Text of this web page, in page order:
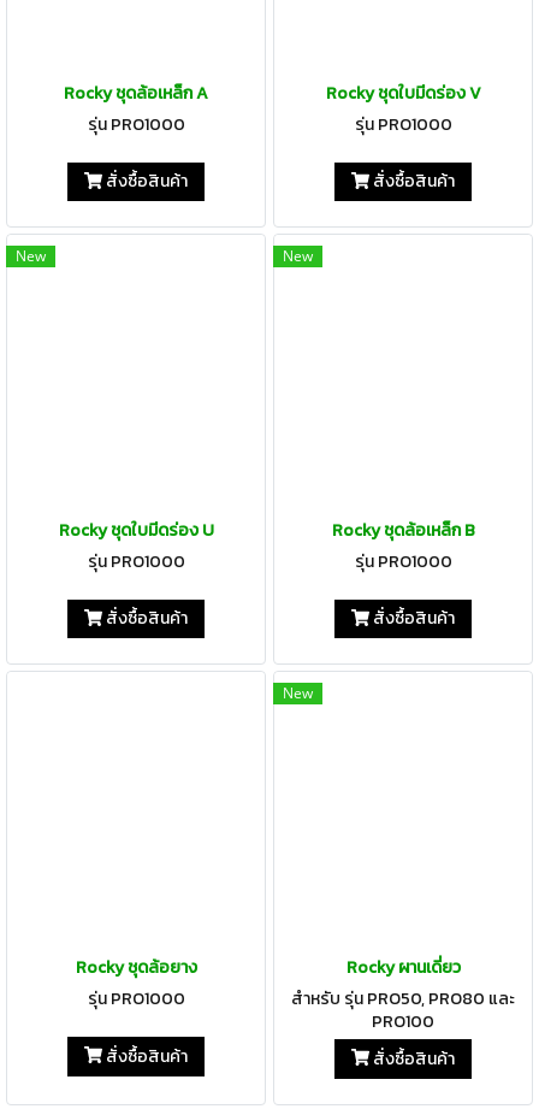
Rocky ชุดล้อเหล็ก A
รุ่น PRO1000
สั่งซื้อสินค้า
Rocky ชุดใบมีดร่อง V
รุ่น PRO1000
สั่งซื้อสินค้า
New
Rocky ชุดใบมีดร่อง U
รุ่น PRO1000
สั่งซื้อสินค้า
New
Rocky ชุดล้อเหล็ก B
รุ่น PRO1000
สั่งซื้อสินค้า
Rocky ชุดล้อยาง
รุ่น PRO1000
สั่งซื้อสินค้า
New
Rocky ผานเดี่ยว
สำหรับ รุ่น PRO50, PRO80 และ
PRO100
สั่งซื้อสินค้า